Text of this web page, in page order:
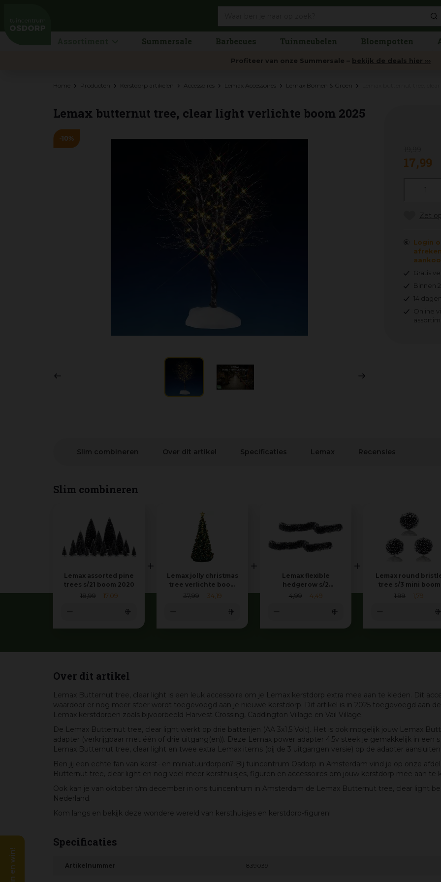
Home Producten Kerstdorp artikelen Accessoires Lemax Accessoires Lemax Bomen & Groen
Summersale Barbecues Tuinmeubelen Bloempotten
Profiteer van onze Summersale – bekijk de deals hier ›››
Lemax butternut tree, clear light verlichte boom 2025
17,99
Login
Gratis
Binnen
14
Online
Slim combineren Over dit artikel Specificaties Lemax Recensies
Slim combineren
Lemax assorted pine
trees s/21 boom 2020
18,99 17, 09
Lemax jolly christmas
tree verlichte boom
2022
37,99 34 19
Lemax flexible
hedgerow s/2
kerstdorp accessoire
4,99 4 49
Lemax round
tree s/3 mini boom
1991
1,99 1 79
Over dit artikel
Lemax Butternut tree, clear light is een leuk accessoire om je Lemax kerstdorp extra mee aan te kleden. Dit
waardoor er nog meer sfeer wordt toegevoegd aan je nieuwe kerstdorp. Dit artikel is in 2025 toegevoegd aan
Lemax kerstdorpen zoals bijvoorbeeld Harvest Crossing, Caddington Village en Vail Village.
De Lemax Butternut tree, clear light werkt op drie batterijen (AA 3x1,5 Volt). Het is ook mogelijk jouw Lemax
adapter (verkrijgbaar met één of drie uitgang(en)). Deze Lemax power adapter 4,5v steek je gemakkelijk in
Lemax Butternut tree, clear light en twee extra Lemax items (bij de 3 uitgangen versie) op de adapter aansluiten.
Ben jij een echte fan van kerst- en miniatuurdorpen? Bij tuincentrum Osdorp in Amsterdam vind je op onze
Butternut tree, clear light en nog veel meer kersthuisjes, figuren en accessoires om jouw kerstdorp mee aan te
Ook kan je van oktober t/m december in ons tuincentrum in Amsterdam de Lemax Butternut tree, clear light
Nederland.
Kom langs en bekijk deze wondere wereld van kersthuisjes en kerstdorp-figuren!
Specificaties
Artikelnummer 839039